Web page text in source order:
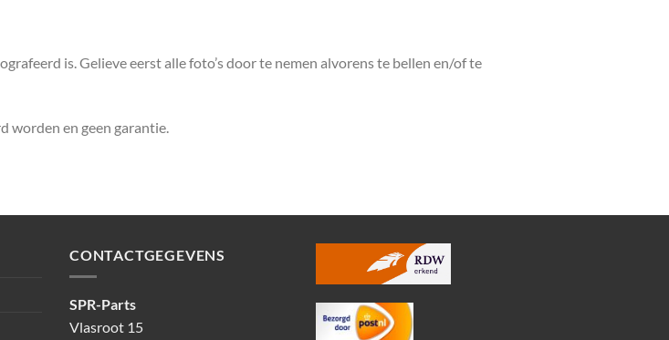
is. Gelieve eerst alle foto’s door te nemen alvorens te bellen en/of te
worden en geen garantie.
CONTACTGEGEVENS
SPR-Parts
Vlasroot 15